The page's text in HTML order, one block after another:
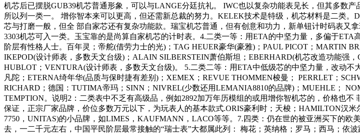
机芯后已摆脱GUB39机芯普通形象，可以与LANGE分廷抗礼。 IWC也以复杂功能表见长，但其多数
所以列一类一。 增你智本来可以更高，但还需新总裁的努力。KELEK技术是特级，机芯材料是二类
芯与打磨一般，但全 部自家芯还有复杂功能款。瑞宝机芯普通，但有创意和功力，新单钮计时码表又
3303机芯可入一类。玉宝靠的是尚算自家机芯的计时表。4.二类一等：用ETA的中坚力量，多偏于
阶层有性格人士。百年灵；帝舵(借劳力士的光)；TAG HEUER豪华(豪雅)；PAUL PICOT；MARTIN
IKEPOD(设计师表，多数天文台级)；ALAIN SILBERSTEIN萧伯斯坦；EBERHARD(机芯改造功能强
HUBLOT；VENTURA(设计师表，多数天文台级)。 5.二类二等：用ETA中低级芯的中坚力量，改动
凡陀；ETERNA绮年华(品质与保时捷有差别)；XEMEX；REVUE THOMMEN梭曼； PERRLET；
RICHARD；德国：TUTIMA帝玛；SINN；NIVREL(少数还用LEMANIA8810的品牌)；MUEHLE；
TEMPTION。说明2：二类表中不乏有高级品，例如2892加万年历模组的或用增你智机芯的，价格也
保证，正宗厂家品牌，价位多数万元以下，为玩表人的基本款式.ORIS豪利时；天梭；HAMILTON汉
7750，UNITAS)的小品牌，如LIMES，KAUFMANN，LACO等等。7.四类：仍在世的被亚洲买下的
去，一二千元左右，中国平民阶层最常接触的“瑞士表”大都属此列： 梅花；英纳格；罗马；西马；依